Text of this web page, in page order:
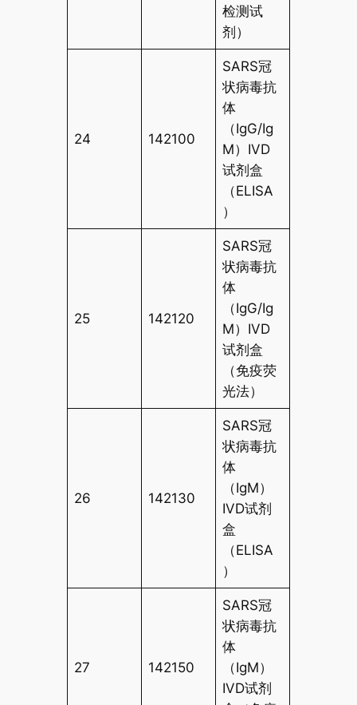
检测试
剂）
24 142100
SARS冠
状病毒抗
体
（IgG/Ig
M）IVD
试剂盒
（ELISA
）
25 142120
SARS冠
状病毒抗
体
（IgG/Ig
M）IVD
试剂盒
（免疫荧
光法）
26 142130
SARS冠
状病毒抗
体
（IgM）
IVD试剂
盒
（ELISA
）
27 142150
SARS冠
状病毒抗
体
（IgM）
IVD试剂